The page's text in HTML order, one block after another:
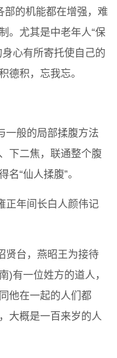
部的机能都在增强，难
。尤其是中老年人“保
心有所寄托使自己的
德积，忘我忘。
一般的局部揉腹方法
下二焦，联通整个腹
“仙人揉腹”。
正年间长白人颜伟记
贤台，燕昭王为接待
)有一位姓方的道人，
他在一起的人们都
大概是一百来岁的人